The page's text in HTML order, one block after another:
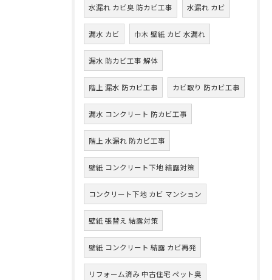
水漏れ カビ臭 防カビ工事 水漏れ カビ
漏水 カビ 巾木 壁紙 カビ 水漏れ
漏水 防カビ工事 解体
階上 漏水 防カビ工事 カビ取り 防カビ工事
漏水 コンクリート 防カビ工事
階上 水漏れ 防カビ工事
壁紙 コンクリート下地 結露対策
コンクリート下地 カビ マンション
壁紙 張替え 結露対策
壁紙 コンクリート 結露 カビ再発
リフォーム済み 中古住宅 ペット臭